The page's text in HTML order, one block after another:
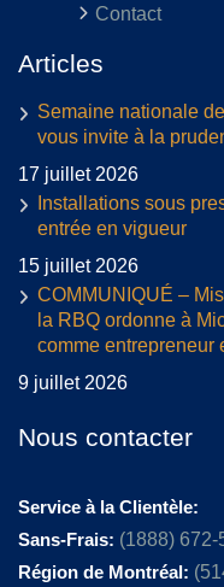
Contact
Articles
Semaine nationale
vous invite à la
17 juillet 2026
Installations sous
entrée en vigueur
15 juillet 2026
COMMUNIQUÉ –
la RBQ ordonne à
comme entrepreneur
9 juillet 2026
Nous contacter
Service à la Clientèle:
Sans-Frais: (1888) 672-
Région de Montréal: